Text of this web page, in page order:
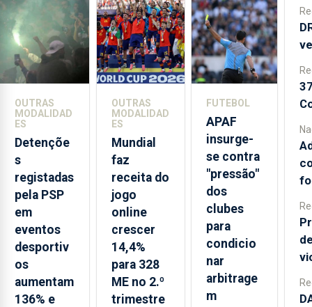
passadas e
é,
atualmente,
o clube que
atua na I
mais
reforços
portugueses
a integrarem
o plantel
para a
presente
temporada.
OUTRAS
MODALIDAD
ES
Detençõe
s
registadas
pela PSP
em
eventos
desportiv
os
aumentam
136% e
OUTRAS
MODALIDAD
ES
Mundial
faz
receita do
jogo
online
crescer
14,4%
para 328
ME no 2.º
trimestre
FUTEBOL
APAF
insurge-
se contra
"pressão"
dos
clubes
para
condicio
nar
arbitrage
m